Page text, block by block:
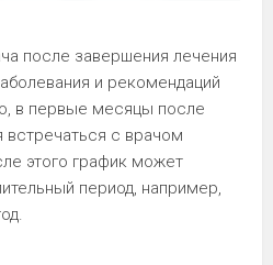
после завершения лечения
и рекомендаций
в первые месяцы после
встречаться с врачом
этого график может
период, например,